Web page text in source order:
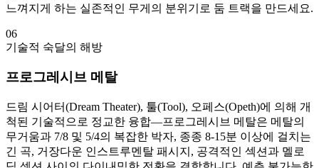
느껴지게 하는 실존적인 무게의 분위기로 둠 트랙을 만드세요.
06
기술적 숙달의 해방
프로그레시브 메탈
드림 시어터(Dream Theater), 툴(Tool), 오페스(Opeth)에 의해 개
척된 기술적으로 정교한 융합—프로그레시브 메탈은 메탈의
무거움과 7/8 및 5/4의 복잡한 박자, 종종 8-15분 이상에 걸치는
긴 곡, 거장다운 인스트루멘탈 패시지, 공격적인 섹션과 멜로